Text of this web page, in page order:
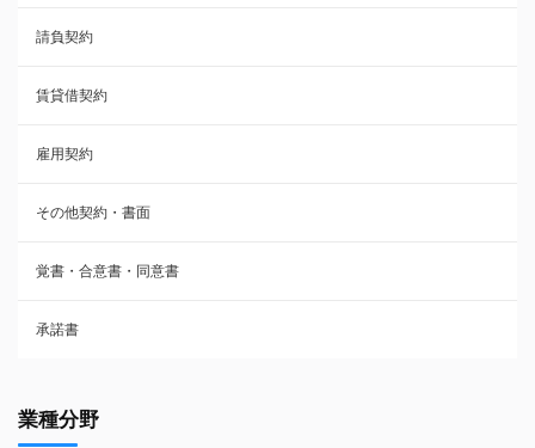
その他契約・書面
売買契約
株主総会議事録・関連書類
請負契約
フランチャイズ契約
賃貸借契約
請負契約
賃貸借契約
雇用契約
その他契約・書面
覚書・合意書・同意書
承諾書
業種分野